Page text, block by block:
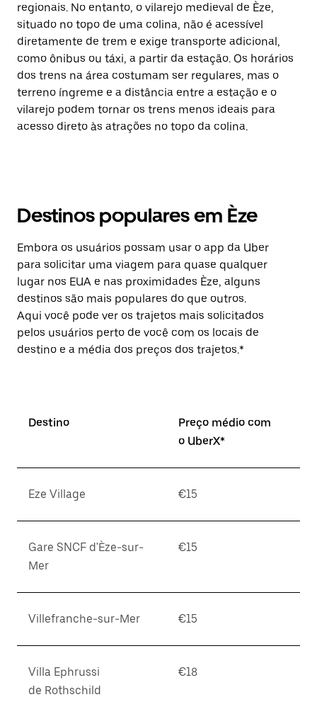
regionais. No entanto, o vilarejo medieval de Èze,
situado no topo de uma colina, não é acessível
diretamente de trem e exige transporte adicional,
como ônibus ou táxi, a partir da estação. Os horários
dos trens na área costumam ser regulares, mas o
terreno íngreme e a distância entre a estação e o
vilarejo podem tornar os trens menos ideais para
acesso direto às atrações no topo da colina.
Destinos populares em Èze
Embora os usuários possam usar o app da Uber
para solicitar uma viagem para quase qualquer
lugar nos EUA e nas proximidades Èze, alguns
destinos são mais populares do que outros.
Aqui você pode ver os trajetos mais solicitados
pelos usuários perto de você com os locais de
destino e a média dos preços dos trajetos.*
Destino
Preço médio com
o UberX*
Eze Village €15
Gare SNCF d'Èze-sur-
Mer
€15
Villefranche-sur-Mer €15
Villa Ephrussi
de Rothschild
€18